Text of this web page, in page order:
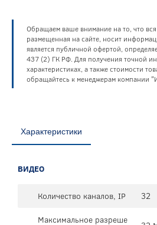
Обращаем ваше внимание на то, что
размещенная на сайте, носит
является публичной офертой,
437 (2) ГК РФ. Для получения точной
характеристиках, а также стоимости
обращайтесь к менеджерам компании
Характеристики
ВИДЕО
Количество каналов, IP
32
Максимальное разреше